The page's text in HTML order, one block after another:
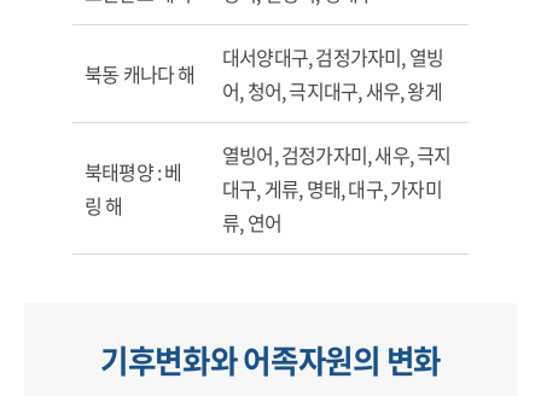
북동 캐나다 해
대서양대구, 검정가자미, 열빙
어, 청어, 극지대구, 새우, 왕게
북태평양 : 베
링 해
열빙어, 검정가자미, 새우, 극지
대구, 게류, 명태, 대구, 가자미
류, 연어
기후변화와 어족자원의 변화